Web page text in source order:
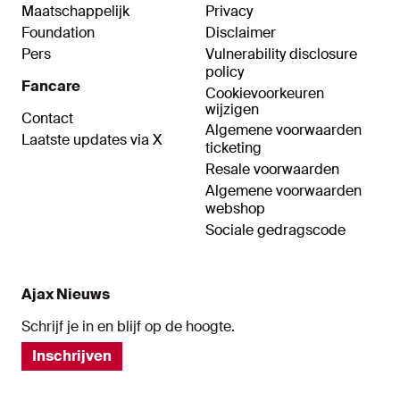
Maatschappelijk
Foundation
Pers
Fancare
Contact
Laatste updates via X
Privacy
Disclaimer
Vulnerability disclosure
policy
Cookievoorkeuren
wijzigen
Algemene voorwaarden
ticketing
Resale voorwaarden
Algemene voorwaarden
webshop
Sociale gedragscode
Ajax Nieuws
Schrijf je in en blijf op de hoogte.
Inschrijven